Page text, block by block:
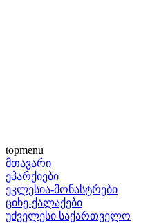
topmenu
მთავარი
ეპარქიები
ეკლესია-მონასტრები
ციხე-ქალაქები
უძველესი საქართველო